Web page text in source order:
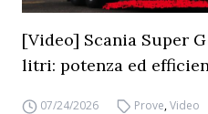
[Video] Scania Super
litri: potenza ed
07/24/2026 Prove,Video